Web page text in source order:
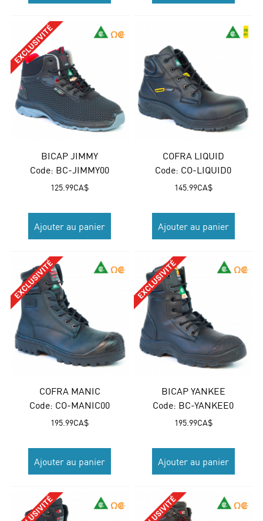
BICAP JIMMY
Code: BC-JIMMY00
CA$
125.99
Ajouter au panier
COFRA LIQUID
Code: CO-LIQUID0
CA$
145.99
Ajouter au panier
COFRA MANIC
Code: CO-MANIC00
CA$
195.99
Ajouter au panier
BICAP YANKEE
Code: BC-YANKEE0
CA$
195.99
Ajouter au panier